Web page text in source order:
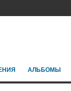
АЛЬБОМЫ